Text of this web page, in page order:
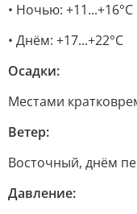
• Ночью: +11...+16°C
• Днём: +17...+22°C
Осадки:
Местами
Ветер:
Восточный, днём
Давление: